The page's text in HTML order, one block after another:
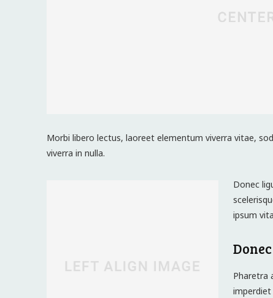
Morbi libero lectus, laoreet elementum viverra vitae,
viverra in nulla.
Donec
ipsum
Pharetra
imperdiet